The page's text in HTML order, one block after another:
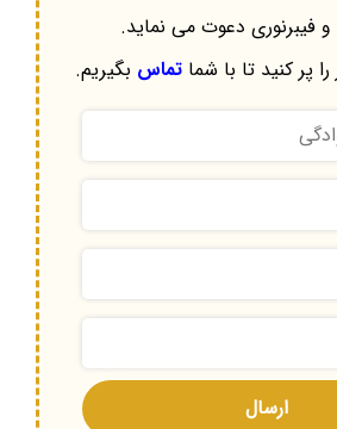
و فیبرنوری دعوت می نماید.
را پر کنید تا با شماتماس بگیریم.